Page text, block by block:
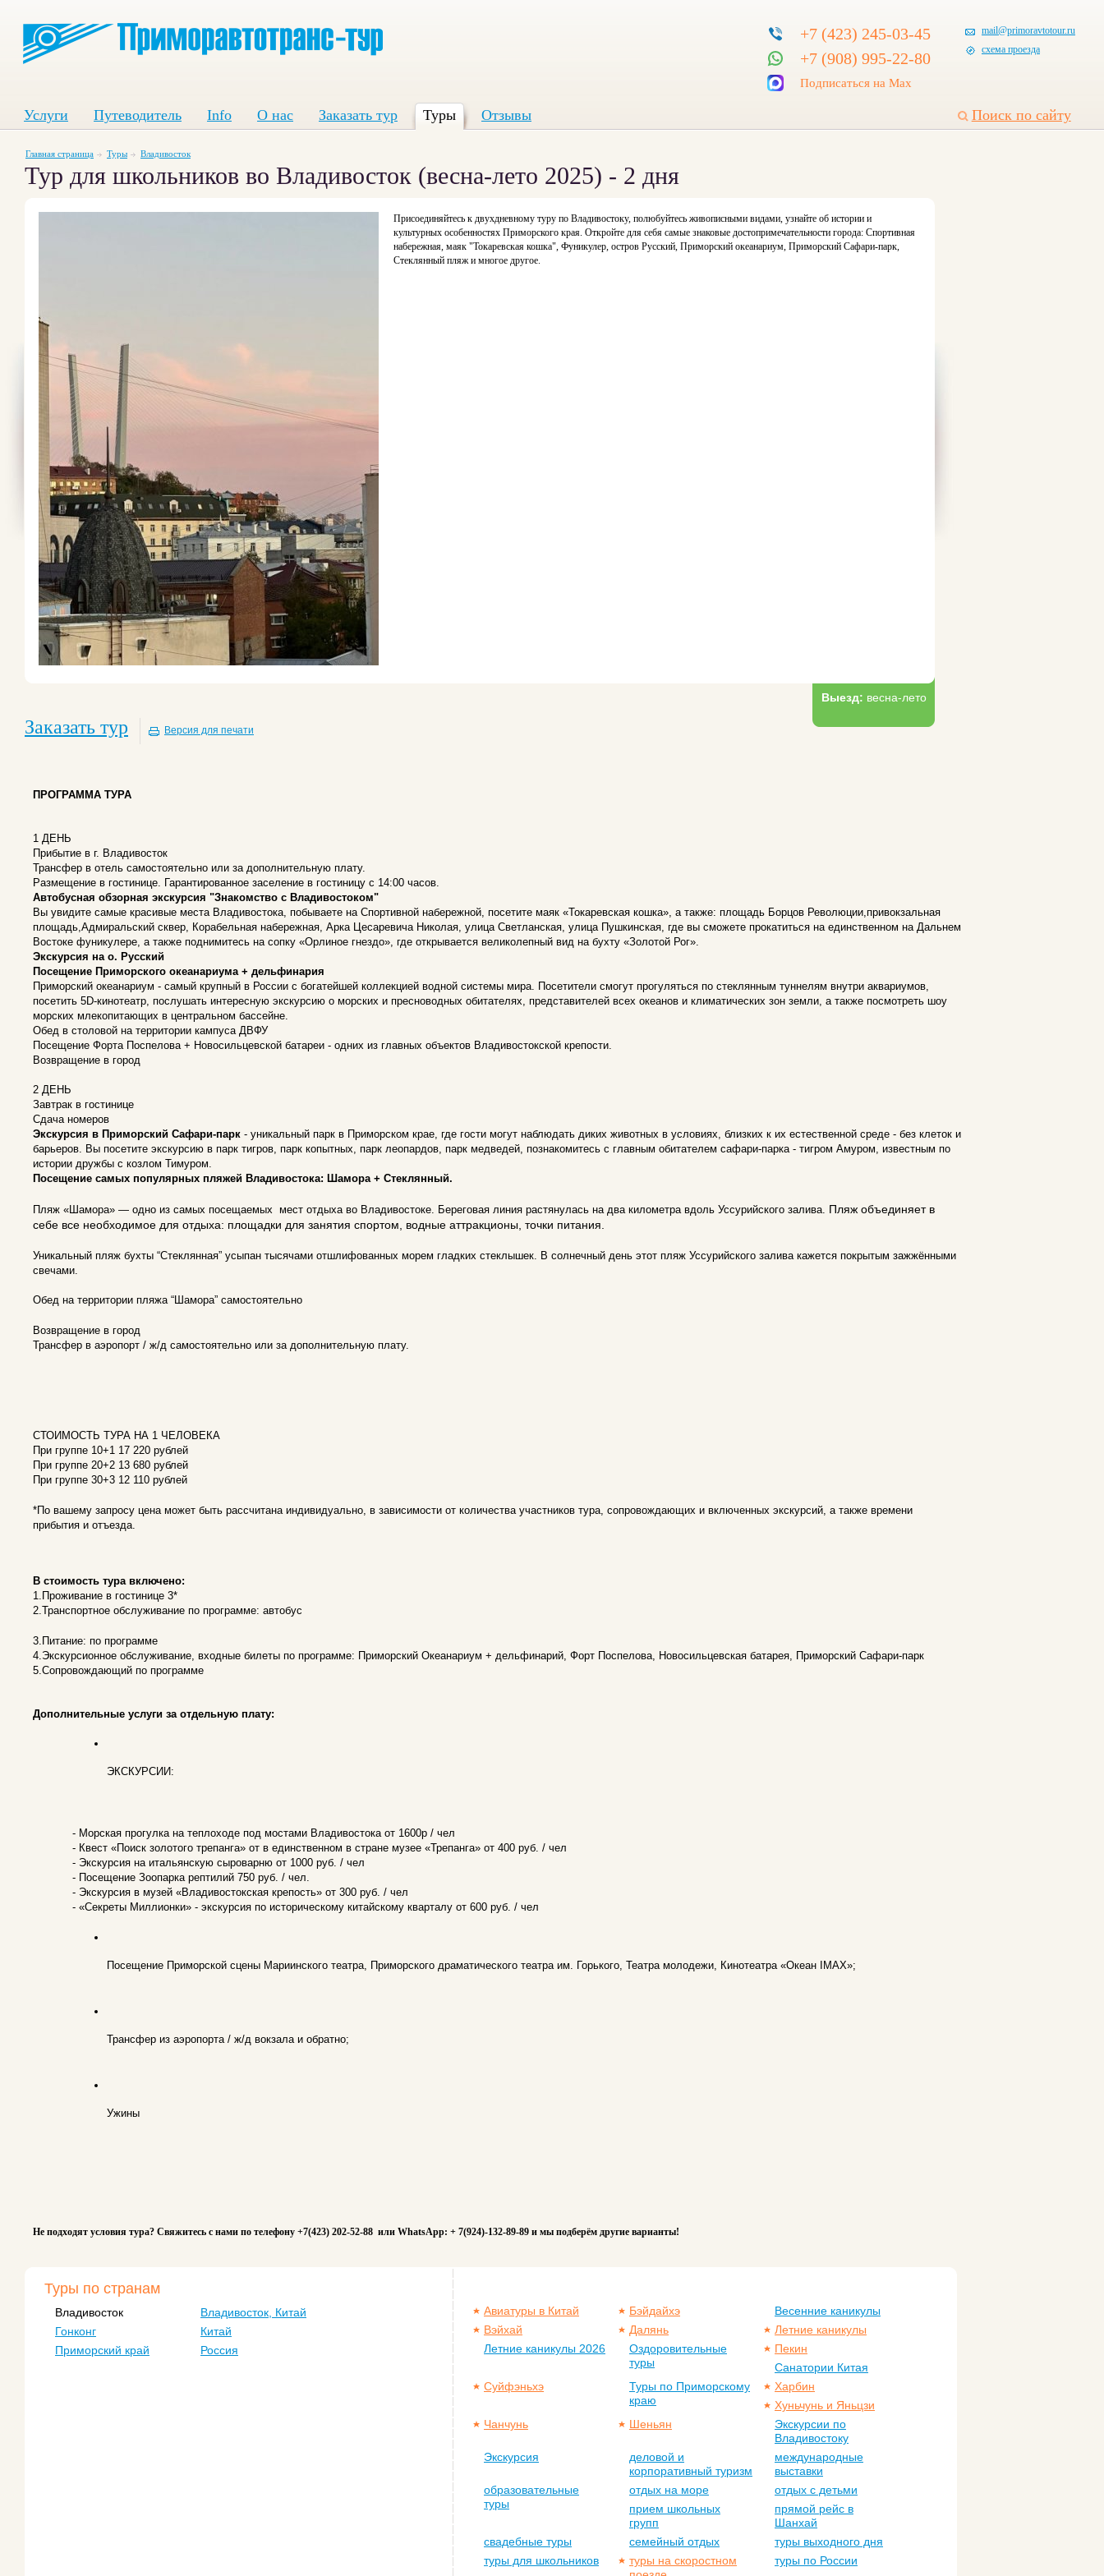
+7 (423) 245-03-45
+7 (908) 995-22-80
Подписаться на Max
mail@primoravtotour.ru
схема проезда
Поиск по сайту
Услуги Путеводитель Info О нас Заказать тур Туры Отзывы
Главная страница Туры Владивосток
Тур для школьников во Владивосток (весна-лето 2025) - 2 дня
Присоединяйтесь к двухдневному туру по Владивостоку, полюбуйтесь живописными видами, узнайте об истории и
культурных особенностях Приморского края. Откройте для себя самые знаковые достопримечательности города: Спортивная
набережная, маяк "Токаревская кошка", Фуникулер, остров Русский, Приморский океанариум, Приморский Сафари-парк,
Стеклянный пляж и многое другое.
Выезд: весна-лето
Заказать тур Версия для печати
ПРОГРАММА ТУРА
1 ДЕНЬ
Прибытие в г. Владивосток
Трансфер в отель самостоятельно или за дополнительную плату.
Размещение в гостинице. Гарантированное заселение в гостиницу с 14:00 часов.
Автобусная обзорная экскурсия "Знакомство с Владивостоком"
Вы увидите самые красивые места Владивостока, побываете на Спортивной набережной, посетите маяк «Токаревская кошка», а также: площадь Борцов Революции,привокзальная
площадь,Адмиральский сквер, Корабельная набережная, Арка Цесаревича Николая, улица Светланская, улица Пушкинская, где вы сможете прокатиться на единственном на Дальнем
Востоке фуникулере, а также поднимитесь на сопку «Орлиное гнездо», где открывается великолепный вид на бухту «Золотой Рог».
Экскурсия на о. Русский
Посещение Приморского океанариума + дельфинария
Приморский океанариум - самый крупный в России с богатейшей коллекцией водной системы мира. Посетители смогут прогуляться по стеклянным туннелям внутри аквариумов,
посетить 5D-кинотеатр, послушать интересную экскурсию о морских и пресноводных обитателях, представителей всех океанов и климатических зон земли, а также посмотреть шоу
морских млекопитающих в центральном бассейне.
Обед в столовой на территории кампуса ДВФУ
Посещение Форта Поспелова + Новосильцевской батареи - одних из главных объектов Владивостокской крепости.
Возвращение в город
2 ДЕНЬ
Завтрак в гостинице
Сдача номеров
Экскурсия в Приморский Сафари-парк - уникальный парк в Приморском крае, где гости могут наблюдать диких животных в условиях, близких к их естественной среде - без клеток и
барьеров. Вы посетите экскурсию в парк тигров, парк копытных, парк леопардов, парк медведей, познакомитесь с главным обитателем сафари-парка - тигром Амуром, известным по
истории дружбы с козлом Тимуром.
Посещение самых популярных пляжей Владивостока: Шамора + Стеклянный.
Пляж «Шамора» — одно из самых посещаемых мест отдыха во Владивостоке. Береговая линия растянулась на два километра вдоль Уссурийского залива. Пляж объединяет в
себе все необходимое для отдыха: площадки для занятия спортом, водные аттракционы, точки питания.
Уникальный пляж бухты “Стеклянная” усыпан тысячами отшлифованных морем гладких стеклышек. В солнечный день этот пляж Уссурийского залива кажется покрытым зажжёнными
свечами.
Обед на территории пляжа “Шамора” самостоятельно
Возвращение в город
Трансфер в аэропорт / ж/д самостоятельно или за дополнительную плату.
СТОИМОСТЬ ТУРА НА 1 ЧЕЛОВЕКА
При группе 10+1 17 220 рублей
При группе 20+2 13 680 рублей
При группе 30+3 12 110 рублей
*По вашему запросу цена может быть рассчитана индивидуально, в зависимости от количества участников тура, сопровождающих и включенных экскурсий, а также времени
прибытия и отъезда.
В стоимость тура включено:
1.Проживание в гостинице 3*
2.Транспортное обслуживание по программе: автобус
3.Питание: по программе
4.Экскурсионное обслуживание, входные билеты по программе: Приморский Океанариум + дельфинарий, Форт Поспелова, Новосильцевская батарея, Приморский Сафари-парк
5.Сопровождающий по программе
Дополнительные услуги за отдельную плату:
ЭКСКУРСИИ:
- Морская прогулка на теплоходе под мостами Владивостока от 1600р / чел
- Квест «Поиск золотого трепанга» от в единственном в стране музее «Трепанга» от 400 руб. / чел
- Экскурсия на итальянскую сыроварню от 1000 руб. / чел
- Посещение Зоопарка рептилий 750 руб. / чел.
- Экскурсия в музей «Владивостокская крепость» от 300 руб. / чел
- «Секреты Миллионки» - экскурсия по историческому китайскому кварталу от 600 руб. / чел
Посещение Приморской сцены Мариинского театра, Приморского драматического театра им. Горького, Театра молодежи, Кинотеатра «Океан IMAX»;
Трансфер из аэропорта / ж/д вокзала и обратно;
Ужины
Не подходят условия тура? Свяжитесь с нами по телефону +7(423) 202-52-88 или WhatsApp: + 7(924)-132-89-89 и мы подберём другие варианты!
Туры по странам
Владивосток
Владивосток, Китай
Гонконг
Китай
Приморский край
Россия
Авиатуры в Китай Бэйдайхэ
Весенние каникулы
Вэйхай
Далянь
Летние каникулы
Летние каникулы 2026
Оздоровительные
туры
Пекин
Санатории Китая
Суйфэньхэ
Туры по Приморскому
краю
Харбин
Хуньчунь и Яньцзи
Чанчунь
Шеньян
Экскурсии по
Владивостоку
Экскурсия
деловой и
корпоративный туризм
международные
выставки
образовательные
туры
отдых на море
отдых с детьми
прием школьных
групп
прямой рейс в
Шанхай
свадебные туры
семейный отдых
туры выходного дня
туры для школьников
туры на скоростном
туры по России